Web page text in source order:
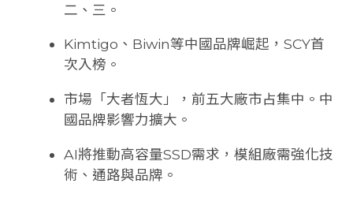
二、三。
Kimtigo、Biwin等中國品牌崛起，SCY首
次入榜。
市場「大者恆大」，前五大廠市占集中。中
國品牌影響力擴大。
AI將推動高容量SSD需求，模組廠需強化技
術、通路與品牌。